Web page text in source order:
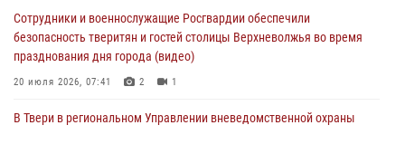
Сотрудники и военнослужащие Росгвардии обеспечили
безопасность тверитян и гостей столицы Верхневолжья во время
празднования дня города (видео)
20 июля 2026, 07:41 2 1
В Твери в региональном Управлении вневедомственной охраны